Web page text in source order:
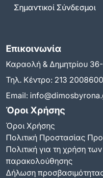
Σημαντικοί Σύνδεσμοι
Επικοινωνία
Καραολή & Δημητρίου
Τηλ. Κέντρο: 213 2008600
Email:
Όροι Χρήσης
Όροι Χρήσης
Πολιτική Προστασίας
Πολιτική για τη χρήση
παρακολούθησης
Δήλωση